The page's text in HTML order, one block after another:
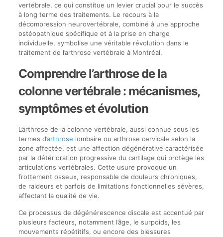
vertébrale, ce qui constitue un levier crucial pour le succès
à long terme des traitements. Le recours à la
décompression neurovertébrale, combiné à une approche
ostéopathique spécifique et à la prise en charge
individuelle, symbolise une véritable révolution dans le
traitement de l’arthrose vertébrale à Montréal.
Comprendre l’arthrose de la
colonne vertébrale : mécanismes,
symptômes et évolution
L’arthrose de la colonne vertébrale, aussi connue sous les
termes d’arthrose lombaire ou arthrose cervicale selon la
zone affectée, est une affection dégénérative caractérisée
par la détérioration progressive du cartilage qui protège les
articulations vertébrales. Cette usure provoque un
frottement osseux, responsable de douleurs chroniques,
de raideurs et parfois de limitations fonctionnelles sévères,
affectant la qualité de vie.
Ce processus de dégénérescence discale est accentué par
plusieurs facteurs, notamment l’âge, le surpoids, les
mouvements répétitifs, ou encore des blessures